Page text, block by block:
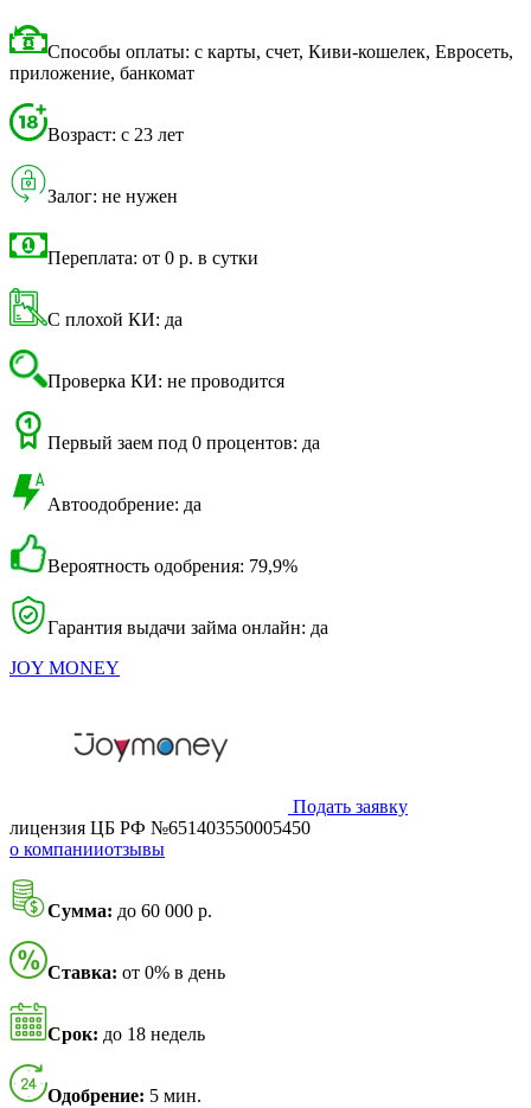
Способы оплаты: с карты, счет, Киви-кошелек, Евросеть,
приложение, банкомат
Возраст: с 23 лет
Залог: не нужен
Переплата: от 0 р. в сутки
С плохой КИ: да
Проверка КИ: не проводится
Первый заем под 0 процентов: да
Автоодобрение: да
Вероятность одобрения: 79,9%
Гарантия выдачи займа онлайн: да
JOY MONEY
Подать заявку
лицензия ЦБ РФ №651403550005450
о компанииотзывы
Сумма: до 60 000 р.
Ставка: от 0% в день
Срок: до 18 недель
Одобрение: 5 мин.